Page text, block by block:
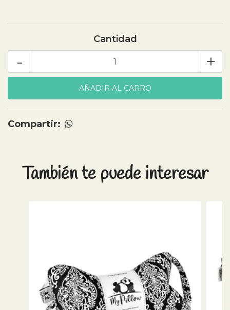
Cantidad
+
-
Compartir:
También te puede interesar